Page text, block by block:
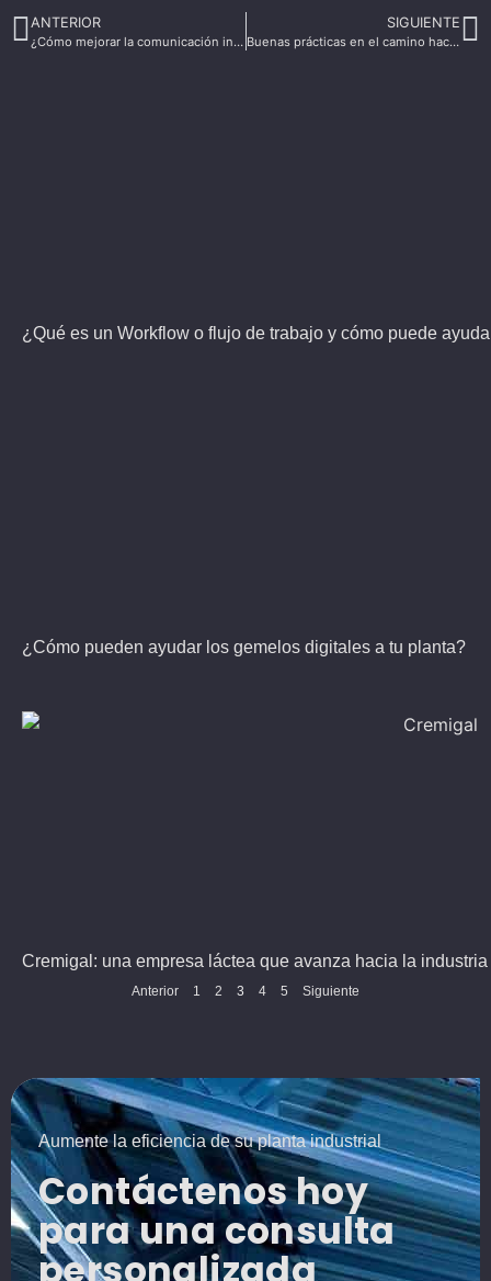
ANTERIOR
¿Cómo mejorar la comunicación interna de tu empresa?
SIGUIENTE
Buenas prácticas en el camino hacia una industria 4.0
¿Qué es un Workflow o flujo de trabajo y cómo puede
¿Cómo pueden ayudar los gemelos digitales a tu planta?
Cremigal: una empresa láctea que avanza hacia la industria
Anterior 1 2 3 4 5 Siguiente
Aumente la eficiencia de su planta industrial​
Contáctenos hoy
para una consulta
personalizada